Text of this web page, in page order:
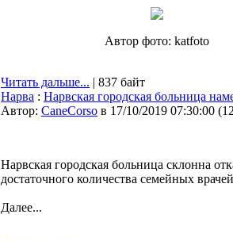
Автор фото: katfoto
Читать дальше... | 837 байт
Нарва : Нарвская городская больница
Автор: CaneCorso в 17/10/2019 07:30:00 (
Нарвская городская больница склонна
достаточного количества семейных
Далее...